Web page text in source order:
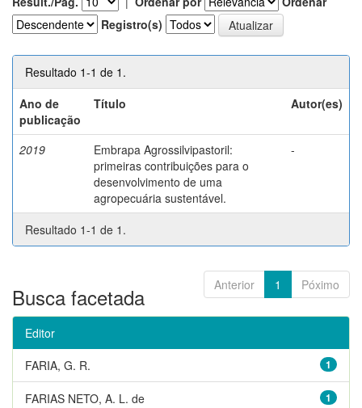
Registro(s)
Resultado 1-1 de 1.
Ano de
publicação
Título Autor(es)
2019
Embrapa Agrossilvipastoril:
primeiras contribuições para o
desenvolvimento de uma
agropecuária sustentável.
-
Resultado 1-1 de 1.
Anterior 1 Póximo
Busca facetada
Editor
1
FARIA, G. R.
1
FARIAS NETO, A. L. de